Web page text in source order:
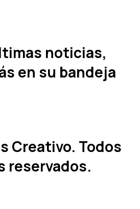
noticias,
en su bandeja
Creativo. Todos
reservados.